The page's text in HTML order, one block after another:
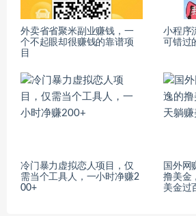
外卖省省聚米副业赚钱，一
个不起眼却很赚钱的靠谱项
目
小程序
可错过
冷门暴力虚拟恋人项目，仅
需当个工具人，一小时净赚2
00+
国外网
撸美金
美金过